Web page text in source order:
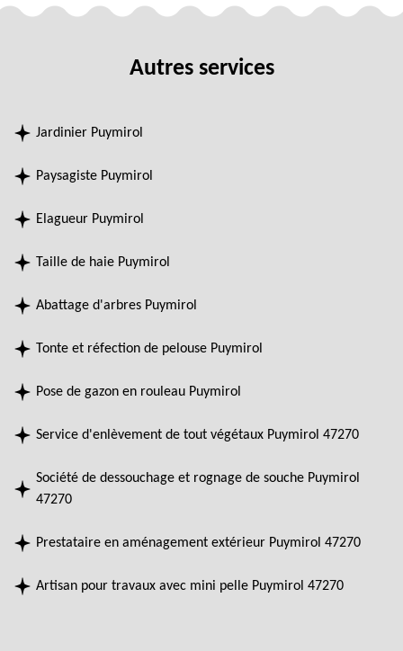
Autres services
Jardinier Puymirol
Paysagiste Puymirol
Elagueur Puymirol
Taille de haie Puymirol
Abattage d'arbres Puymirol
Tonte et réfection de pelouse Puymirol
Pose de gazon en rouleau Puymirol
Service d'enlèvement de tout végétaux Puymirol 47270
Société de dessouchage et rognage de souche Puymirol
47270
Prestataire en aménagement extérieur Puymirol 47270
Artisan pour travaux avec mini pelle Puymirol 47270